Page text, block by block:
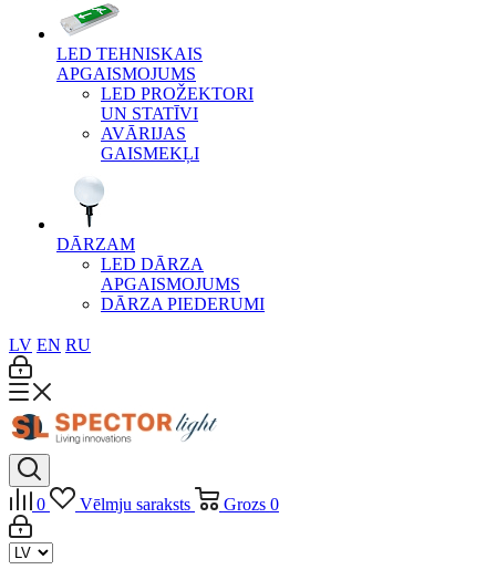
LED TEHNISKAIS
APGAISMOJUMS
LED PROŽEKTORI
UN STATĪVI
AVĀRIJAS
GAISMEKĻI
DĀRZAM
LED DĀRZA
APGAISMOJUMS
DĀRZA PIEDERUMI
LV EN RU
0 Vēlmju saraksts Grozs 0